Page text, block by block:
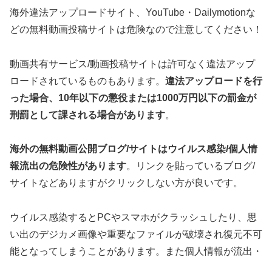
海外違法アップロードサイト、YouTube・Dailymotionな
どの無料動画投稿サイトは危険なので注意してください！
動画共有サービス/動画投稿サイトは許可なく違法アップ
ロードされているものもあります。 違法アップロードを行
った場合、10年以下の懲役または1000万円以下の罰金が
刑罰として課される場合があります。
海外の無料動画公開ブログ/サイトはウイルス感染/個人情
報流出の危険性があります。リンクを貼っているブログ/
サイトなどありますがクリックしない方が良いです。
ウイルス感染するとPCやスマホがクラッシュしたり、思
い出のデジカメ画像や重要なファイルが破壊され復元不可
能となってしまうことがあります。また個人情報が流出・